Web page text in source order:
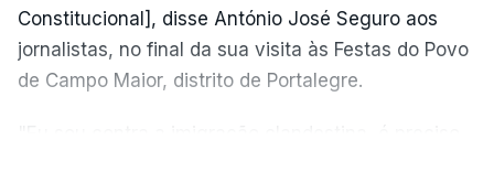
Constitucional], disse António José Seguro aos
jornalistas, no final da sua visita às Festas do Povo
de Campo Maior, distrito de Portalegre.